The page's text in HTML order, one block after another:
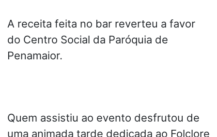
A receita feita no bar reverteu a favor
do Centro Social da Paróquia de
Penamaior.
Quem assistiu ao evento desfrutou de
uma animada tarde dedicada ao Folclore